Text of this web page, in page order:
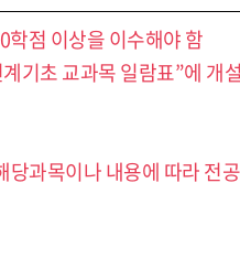
점 이상을 이수해야 함
기초 교과목 일람표”에
과목이나 내용에 따라